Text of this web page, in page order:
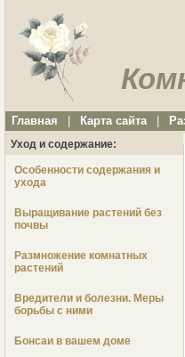
Главная Карта сайта
Уход и содержание:
Особенности содержания и
ухода
Выращивание растений без
почвы
Размножение комнатных
растений
Вредители и болезни. Меры
борьбы с ними
Бонсаи в вашем доме